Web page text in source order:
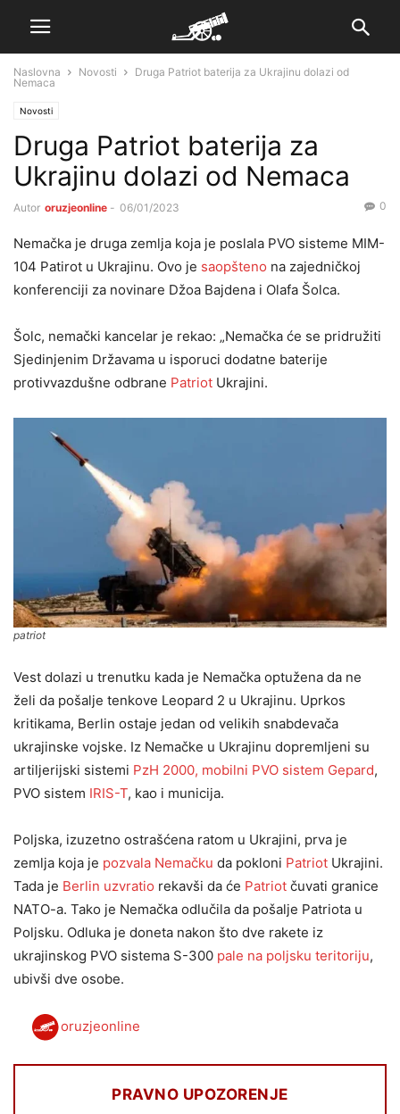
Naslovna Novosti
Druga Patriot baterija za Ukrajinu dolazi od
Nemaca
Novosti
Druga Patriot baterija za
Ukrajinu dolazi od Nemaca
Autor oruzjeonline - 06/01/2023 0
Nemačka je druga zemlja koja je poslala PVO sisteme MIM-
104 Patirot u Ukrajinu. Ovo je saopšteno na zajedničkoj
konferenciji za novinare Džoa Bajdena i Olafa Šolca.
Šolc, nemački kancelar je rekao: „Nemačka će se pridružiti
Sjedinjenim Državama u isporuci dodatne baterije
protivvazdušne odbrane Patriot Ukrajini.
patriot
Vest dolazi u trenutku kada je Nemačka optužena da ne
želi da pošalje tenkove Leopard 2 u Ukrajinu. Uprkos
kritikama, Berlin ostaje jedan od velikih snabdevača
ukrajinske vojske. Iz Nemačke u Ukrajinu dopremljeni su
artiljerijski sistemi PzH 2000, mobilni PVO sistem Gepard,
PVO sistem IRIS-T, kao i municija.
Poljska, izuzetno ostrašćena ratom u Ukrajini, prva je
zemlja koja je pozvala Nemačku da pokloni Patriot Ukrajini.
Tada je Berlin uzvratio rekavši da će Patriot čuvati granice
NATO-a. Tako je Nemačka odlučila da pošalje Patriota u
Poljsku. Odluka je doneta nakon što dve rakete iz
ukrajinskog PVO sistema S-300 pale na poljsku teritoriju,
ubivši dve osobe.
oruzjeonline
PRAVNO UPOZORENJE